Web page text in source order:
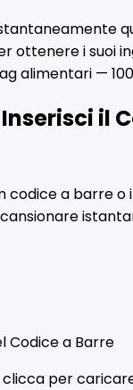
ottenere i suoi
alimentari —
il
codice a barre o
Codice a Barre
clicca per